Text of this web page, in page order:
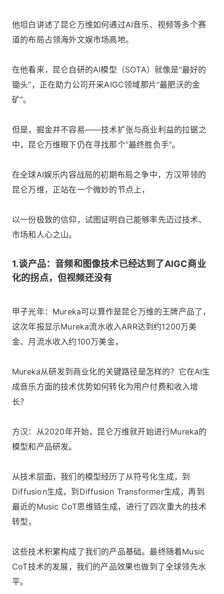
他坦白讲述了昆仑万维如何通过AI音乐、视频等多个赛
道的布局占领海外文娱市场高地。
在他看来，昆仑自研的AI模型（SOTA）就像是“最好的
锄头”，正在助力公司开采AIGC领域那片“最肥沃的金
矿”。
但是，掘金并不容易——技术扩张与商业利益的拉锯之
中，昆仑万维眼下仍在寻找那个“最终胜负手”。
在全球AI娱乐内容战局的初期布局之争中，方汉带领的
昆仑万维，正站在一个微妙的节点上，
以一份极致的信仰，试图证明自己能够率先迈过技术、
市场和人心之山。
1.谈产品：音频和图像技术已经达到了AIGC商业
化的拐点，但视频还没有
甲子光年：Mureka可以算作是昆仑万维的王牌产品了，
这次年报显示Mureka流水收入ARR达到约1200万美
金、月流水收入约100万美金，
Mureka从研发到商业化的关键路径是怎样的？它在AI生
成音乐方面的技术优势如何转化为用户付费和收入增
长？
方汉：从2020年开始，昆仑万维就开始进行Mureka的
模型和产品研发。
从技术层面，我们的模型经历了从符号化生成，到
Diffusion生成，到Diffusion Transformer生成，再到
最近的Music CoT思维链生成，进行了四次重大的技术
转型，
这些技术积累构成了我们的产品基础。最终随着Music
CoT技术的发展，我们的产品效果也做到了全球领先水
平。